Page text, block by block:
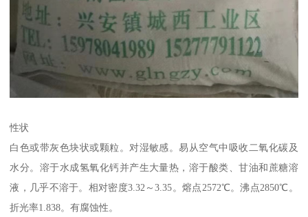
性状
白色或带灰色块状或颗粒。对湿敏感。易从空气中吸收二氧化碳及
水分。溶于水成氢氧化钙并产生大量热，溶于酸类、甘油和蔗糖溶
液，几乎不溶于。相对密度3.32～3.35。熔点2572℃。沸点2850℃。
折光率1.838。有腐蚀性。